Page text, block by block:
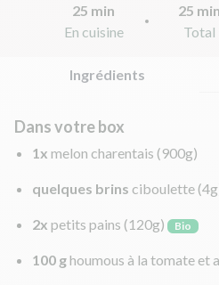
25 min
En cuisine
25 min
Total
Ingrédients
Dans votre box
1x melon charentais (900g)
quelques brins ciboulette
2x petits pains (120g) Bio
100 ghoumous à la tomate et